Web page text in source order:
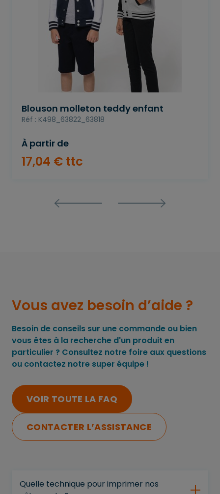
Blouson molleton teddy enfant
Réf : K498_63822_63818
À partir de
17,04 € ttc
Vous avez besoin d’aide ?
Besoin de conseils sur une commande ou bien
vous êtes à la recherche d'un produit en
particulier ? Consultez notre foire aux questions
ou contactez notre super équipe !
VOIR TOUTE LA FAQ
CONTACTER L’ASSISTANCE
Quelle technique pour imprimer nos